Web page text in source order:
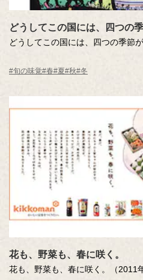
どうしてこの国には、四つの
どうしてこの国には、四つの季節
めぐる四季を一枚の構図にし、中
#旬の味覚#春#夏#秋#冬
花も、野菜も、春に咲く。
花も、野菜も、春に咲く。（2011